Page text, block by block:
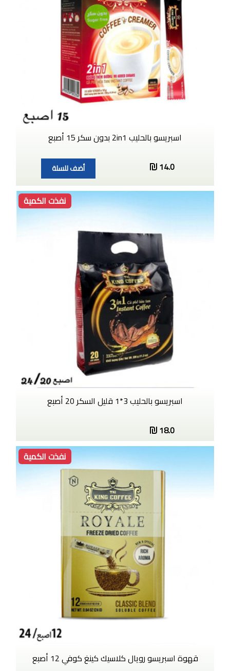
اسبريسو بالحليب 2in1 بدون سكر 15 أصبع
14.0
أضف للسلة
نفذت الكمية
اسبريسو بالحليب 3*1 قليل السكر 20 أصبع
18.0
نفذت الكمية
قهوة اسبريسو رويال كلاسيك كينغ كوفي 12 أصبع